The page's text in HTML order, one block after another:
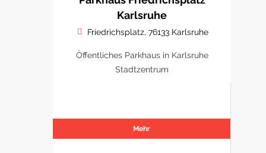
Karlsruhe
Friedrichsplatz, 76133 Karlsruhe
Öffentliches Parkhaus in Karlsruhe
Stadtzentrum
Mehr